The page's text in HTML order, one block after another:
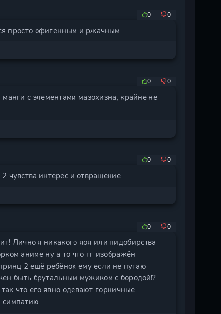
0 0
просто офигенным и ржачным
0 0
с элементами мазохизма, крайне не
0 0
чувства интерес и отвращение
0 0
Лично я никакого яоя или пидобирства
аниме ну а то что гг изображён
2 ещё ребёнок ему если не путаю
быть брутальным мужиком с бородой!?
что его явно одевают горничные
симпатию